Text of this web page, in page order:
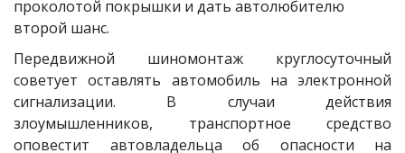
проколотой покрышки и дать автолюбителю
второй шанс.
Передвижной шиномонтаж круглосуточный
советует оставлять автомобиль на электронной
сигнализации. В случаи действия
злоумышленников, транспортное средство
оповестит автовладельца об опасности на